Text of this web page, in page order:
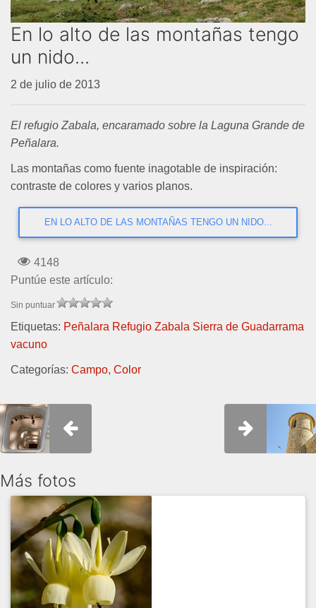
En lo alto de las montañas tengo
un nido...
2 de julio de 2013
El refugio Zabala, encaramado sobre la Laguna Grande de
Peñalara.
Las montañas como fuente inagotable de inspiración:
contraste de colores y varios planos.
EN LO ALTO DE LAS MONTAÑAS TENGO UN NIDO...
4148
Puntúe este artículo:
Sin puntuar
Etiquetas: Peñalara Refugio Zabala Sierra de Guadarrama
vacuno
Categorías: Campo, Color
Más fotos